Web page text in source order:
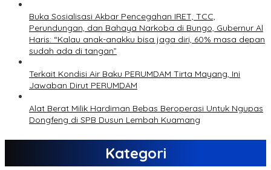
Buka Sosialisasi Akbar Pencegahan IRET, TCC,
Perundungan, dan Bahaya Narkoba di Bungo, Gubernur Al
Haris: “Kalau anak-anakku bisa jaga diri, 60% masa depan
sudah ada di tangan”
Terkait Kondisi Air Baku PERUMDAM Tirta Mayang, Ini
Jawaban Dirut PERUMDAM
Alat Berat Milik Hardiman Bebas Beroperasi Untuk Ngupas
Dongfeng di SPB Dusun Lembah Kuamang
Kategori